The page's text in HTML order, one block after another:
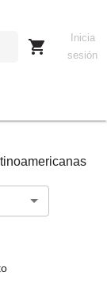
Inicia
sesión